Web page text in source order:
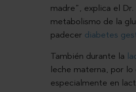
madre”, explica el
metabolismo de la
padecer diabetes
También durante la
leche materna, por
especialmente en